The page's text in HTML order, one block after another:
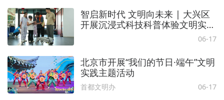
智启新时代 文明向未来 | 大兴区
开展沉浸式科技科普体验文明实践
06-17
北京市开展“我们的节日·端午”文明
实践主题活动
首都文明办 06-17